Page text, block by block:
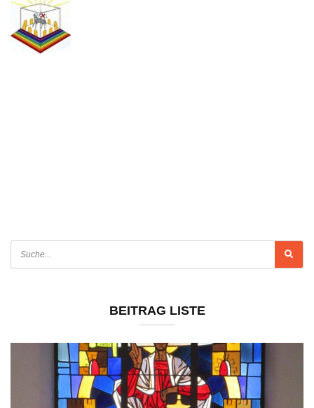
BEITRAG LISTE